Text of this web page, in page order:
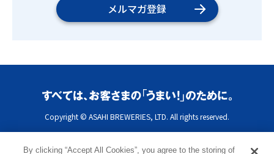
メルマガ登録
Copyright © ASAHI BREWERIES, LTD. All rights reserved.
By clicking “Accept All Cookies”, you agree to the storing of